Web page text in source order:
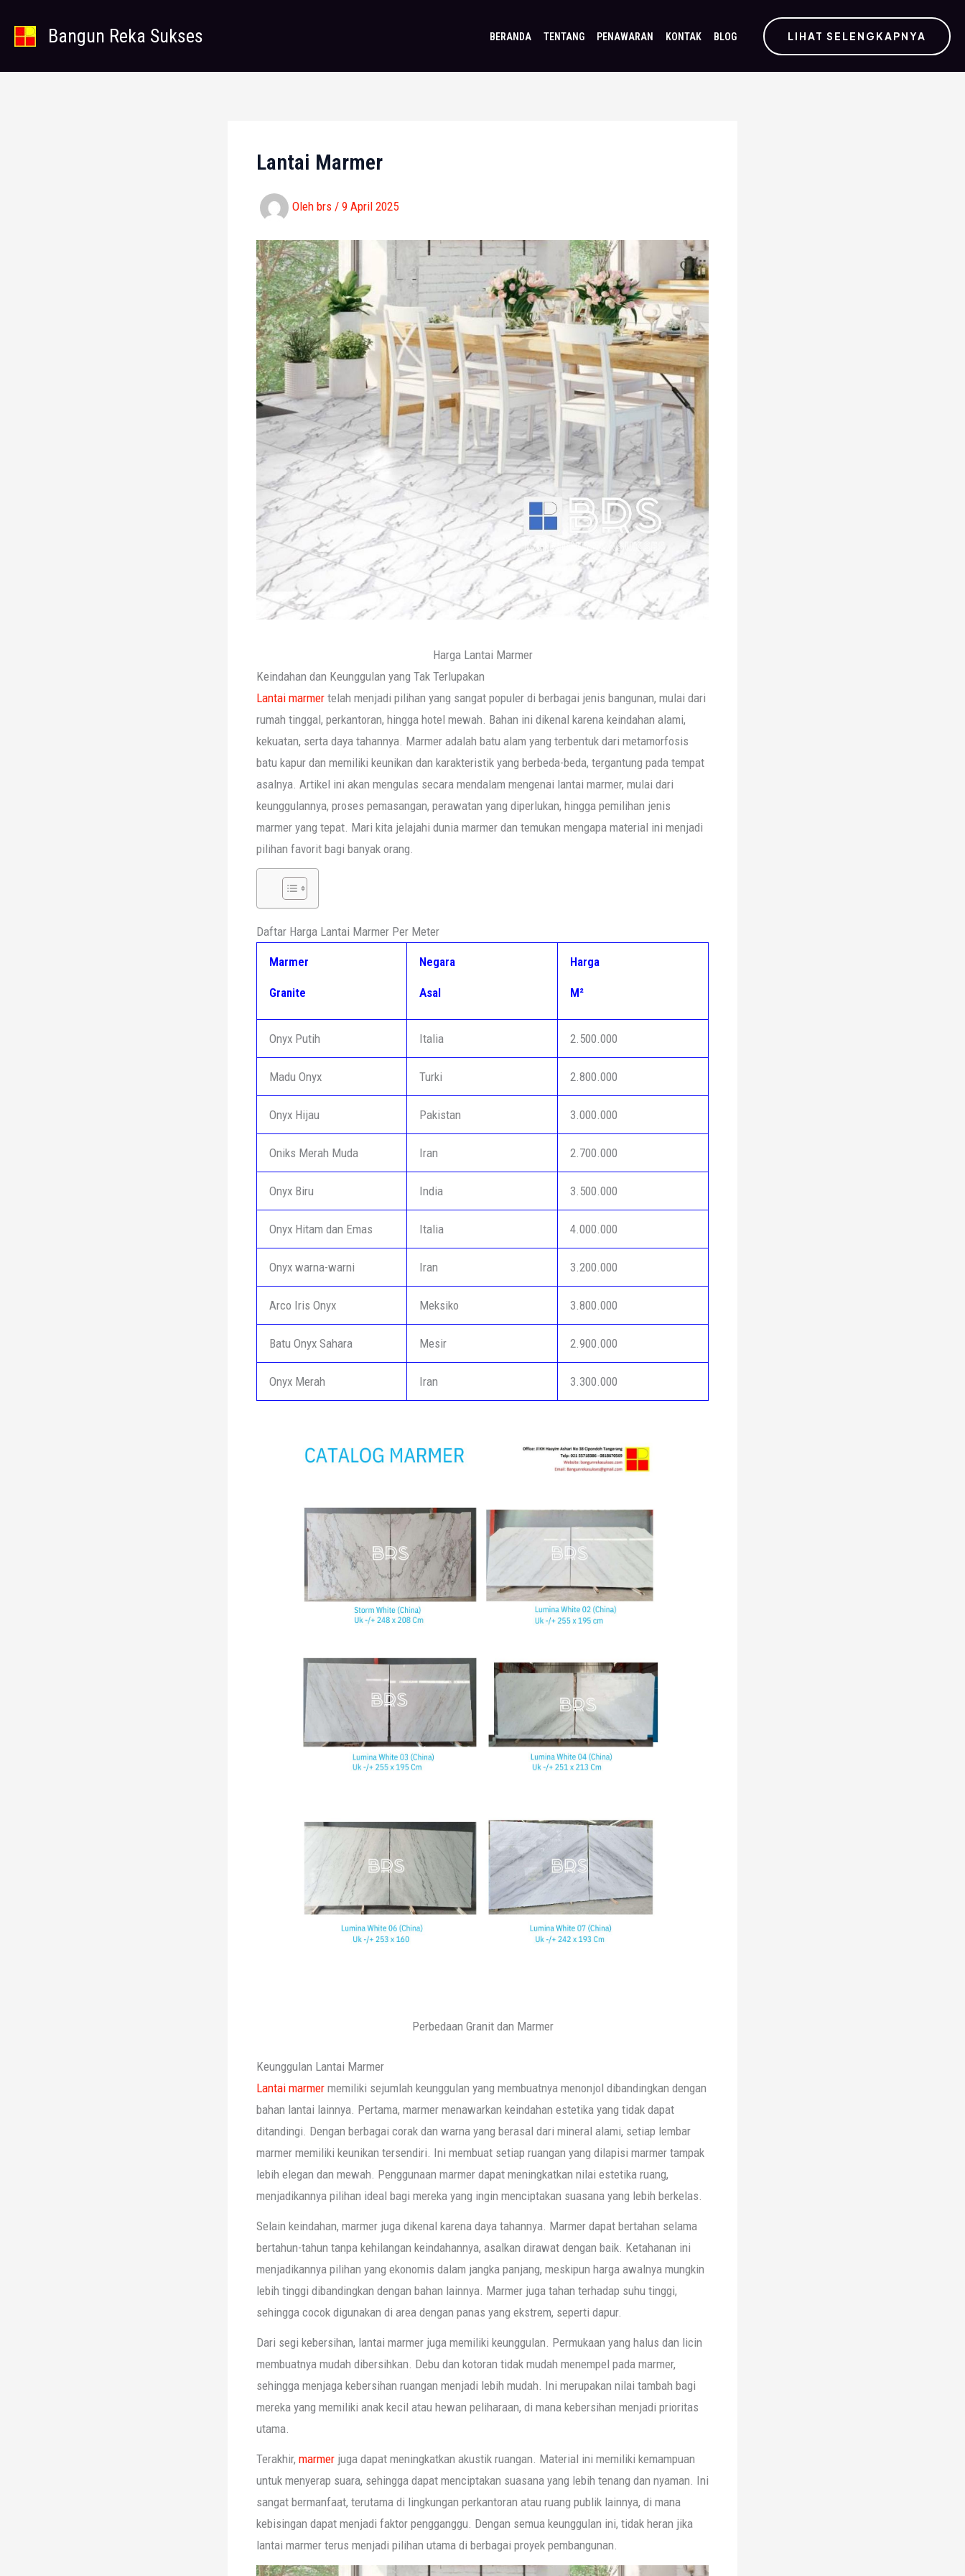
Bangun Reka Sukses BERANDA TENTANG PENAWARAN KONTAK BLOG LIHAT SELENGKAPNYA
Lantai Marmer
Oleh brs / 9 April 2025
Harga Lantai Marmer
Keindahan dan Keunggulan yang Tak Terlupakan
Lantai marmer telah menjadi pilihan yang sangat populer di berbagai jenis bangunan, mulai dari
rumah tinggal, perkantoran, hingga hotel mewah. Bahan ini dikenal karena keindahan alami,
kekuatan, serta daya tahannya. Marmer adalah batu alam yang terbentuk dari metamorfosis
batu kapur dan memiliki keunikan dan karakteristik yang berbeda-beda, tergantung pada tempat
asalnya. Artikel ini akan mengulas secara mendalam mengenai lantai marmer, mulai dari
keunggulannya, proses pemasangan, perawatan yang diperlukan, hingga pemilihan jenis
marmer yang tepat. Mari kita jelajahi dunia marmer dan temukan mengapa material ini menjadi
pilihan favorit bagi banyak orang.
Daftar Harga Lantai Marmer Per Meter
Marmer
Granite
Negara
Asal
Harga
M²
Onyx Putih Italia 2.500.000
Madu Onyx Turki 2.800.000
Onyx Hijau Pakistan 3.000.000
Oniks Merah Muda Iran 2.700.000
Onyx Biru India 3.500.000
Onyx Hitam dan Emas Italia 4.000.000
Onyx warna-warni Iran 3.200.000
Arco Iris Onyx Meksiko 3.800.000
Batu Onyx Sahara Mesir 2.900.000
Onyx Merah Iran 3.300.000
Perbedaan Granit dan Marmer
Keunggulan Lantai Marmer
Lantai marmer memiliki sejumlah keunggulan yang membuatnya menonjol dibandingkan dengan
bahan lantai lainnya. Pertama, marmer menawarkan keindahan estetika yang tidak dapat
ditandingi. Dengan berbagai corak dan warna yang berasal dari mineral alami, setiap lembar
marmer memiliki keunikan tersendiri. Ini membuat setiap ruangan yang dilapisi marmer tampak
lebih elegan dan mewah. Penggunaan marmer dapat meningkatkan nilai estetika ruang,
menjadikannya pilihan ideal bagi mereka yang ingin menciptakan suasana yang lebih berkelas.
Selain keindahan, marmer juga dikenal karena daya tahannya. Marmer dapat bertahan selama
bertahun-tahun tanpa kehilangan keindahannya, asalkan dirawat dengan baik. Ketahanan ini
menjadikannya pilihan yang ekonomis dalam jangka panjang, meskipun harga awalnya mungkin
lebih tinggi dibandingkan dengan bahan lainnya. Marmer juga tahan terhadap suhu tinggi,
sehingga cocok digunakan di area dengan panas yang ekstrem, seperti dapur.
Dari segi kebersihan, lantai marmer juga memiliki keunggulan. Permukaan yang halus dan licin
membuatnya mudah dibersihkan. Debu dan kotoran tidak mudah menempel pada marmer,
sehingga menjaga kebersihan ruangan menjadi lebih mudah. Ini merupakan nilai tambah bagi
mereka yang memiliki anak kecil atau hewan peliharaan, di mana kebersihan menjadi prioritas
utama.
Terakhir, marmer juga dapat meningkatkan akustik ruangan. Material ini memiliki kemampuan
untuk menyerap suara, sehingga dapat menciptakan suasana yang lebih tenang dan nyaman. Ini
sangat bermanfaat, terutama di lingkungan perkantoran atau ruang publik lainnya, di mana
kebisingan dapat menjadi faktor pengganggu. Dengan semua keunggulan ini, tidak heran jika
lantai marmer terus menjadi pilihan utama di berbagai proyek pembangunan.